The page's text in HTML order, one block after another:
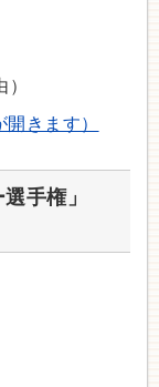
きます）
手権」